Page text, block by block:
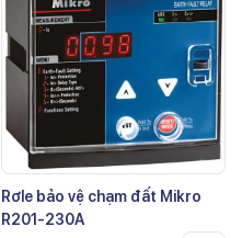
Rơle bảo vệ chạm đất Mikro
R201-230A